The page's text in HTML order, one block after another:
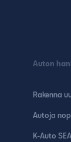
Auton
Rakenna
Autoja
K-Auto